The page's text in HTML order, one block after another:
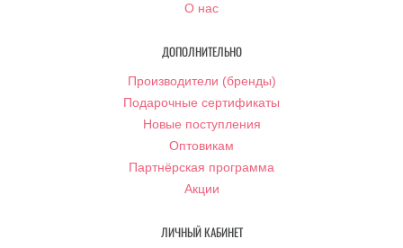
О нас
ДОПОЛНИТЕЛЬНО
Производители (бренды)
Подарочные сертификаты
Новые поступления
Оптовикам
Партнёрская программа
Акции
ЛИЧНЫЙ КАБИНЕТ